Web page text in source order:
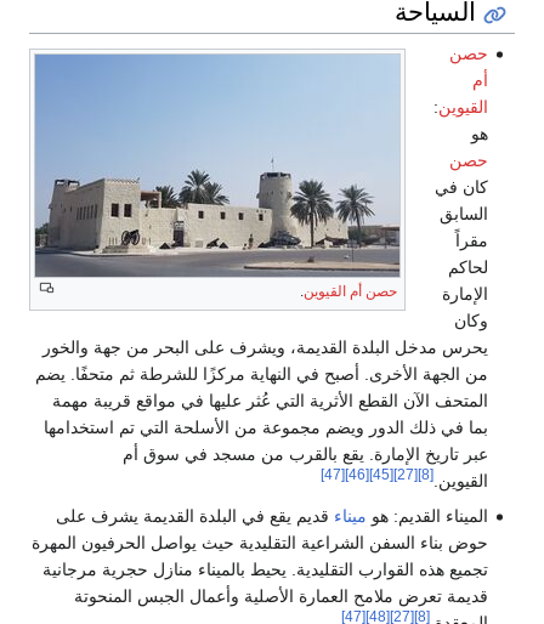
السياحة
حصن أم القيوين.
حصن
أم
القيوين:
هو
حصن
كان في
السابق
مقراً
لحاكم
الإمارة
وكان
يحرس مدخل البلدة القديمة، ويشرف على البحر من جهة والخور
من الجهة الأخرى. أصبح في النهاية مركزًا للشرطة ثم متحفًا. يضم
المتحف الآن القطع الأثرية التي عُثر عليها في مواقع قريبة مهمة
بما في ذلك الدور ويضم مجموعة من الأسلحة التي تم استخدامها
عبر تاريخ الإمارة. يقع بالقرب من مسجد في سوق أم
القيوين.[8]
[27]
[45]
[46]
[47]
الميناء القديم: هو ميناء قديم يقع في البلدة القديمة يشرف على
حوض بناء السفن الشراعية التقليدية حيث يواصل الحرفيون المهرة
تجميع هذه القوارب التقليدية. يحيط بالميناء منازل حجرية مرجانية
قديمة تعرض ملامح العمارة الأصلية وأعمال الجبس المنحوتة
[8]
[27]
[48]
[47]